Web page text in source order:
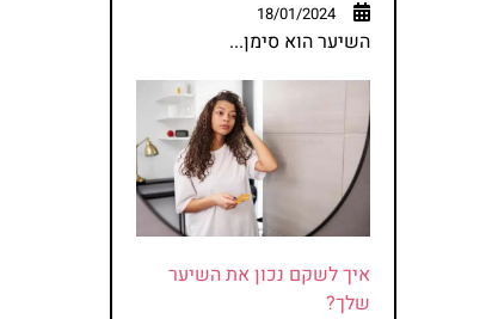
18/01/2024
השיער הוא סימן...
איך לשקם נכון את השיער
שלך?